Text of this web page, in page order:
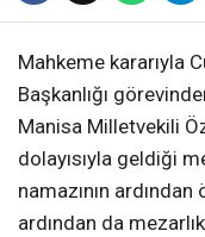
Mahkeme kararıyla
Başkanlığı
Manisa Milletvekili
dolayısıyla geldiği
namazının
ardından da